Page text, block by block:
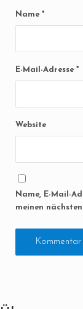
Name *
E-Mail-Adresse *
Website
Name, E-Mail-
meinen